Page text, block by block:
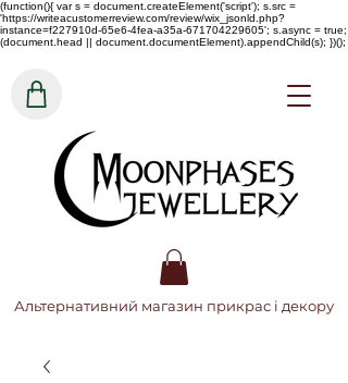
(function(){ var s = document.createElement('script'); s.src =
'https://writeacustomerreview.com/review/wix_jsonld.php?
instance=f227910d-65e6-4fea-a35a-671704229605'; s.async = true;
(document.head || document.documentElement).appendChild(s); })();
Альтернативний магазин прикрас і декору